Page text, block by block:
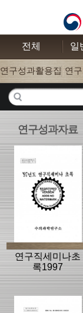
전체 일
연구성과활용집 (26)
연
연구성과자료
연구직세미나초
록1997